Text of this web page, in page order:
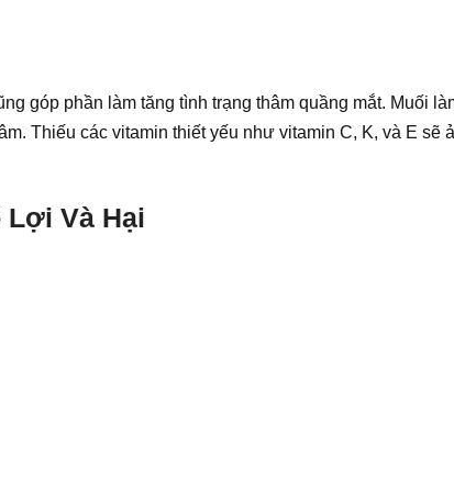
góp phần làm tăng tình trạng thâm quầng mắt. Muối
Thiếu các vitamin thiết yếu như vitamin C, K, và E sẽ
Lợi Và Hại